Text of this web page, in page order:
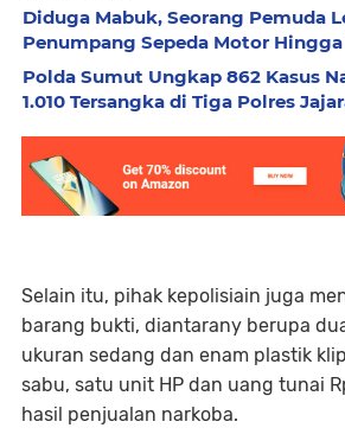
Diduga Mabuk, Seorang Pemuda
Penumpang Sepeda Motor Hingga
Polda Sumut Ungkap 862 Kasus
1.010 Tersangka di Tiga Polres
Selain itu, pihak kepolisiain juga
barang bukti, diantarany berupa
ukuran sedang dan enam plastik
sabu, satu unit HP dan uang tunai
hasil penjualan narkoba.